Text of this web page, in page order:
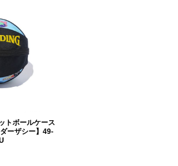
トボールケース
ーザシー】49-